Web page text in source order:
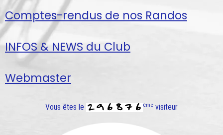
Comptes-rendus de nos Randos
INFOS & NEWS du Club
Webmaster
Vous êtes le ème visiteur